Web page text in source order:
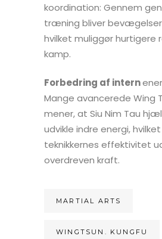
koordination: Gennem
træning bliver bevægelser
hvilket muliggør hurtigere
kamp.
Forbedring af intern
Mange avancerede Wing
mener, at Siu Nim Tau
udvikle indre energi,
teknikkernes effektivitet
overdreven kraft.
MARTIAL ARTS
WINGTSUN. KUNGFU